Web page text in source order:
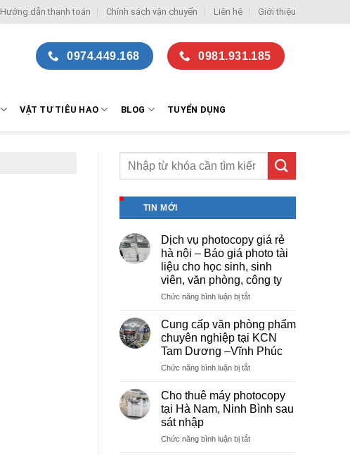
Hướng dẫn thanh toán Chính sách vận chuyển Liên hệ Giới thiệu
0974.449.168 0981.931.185
VẬT TƯ TIÊU HAO BLOG TUYỂN DỤNG
TIN MỚI
Dịch vụ photocopy giá rẻ
hà nội – Báo giá photo tài
liệu cho học sinh, sinh
viên, văn phòng, công ty
Chức năng bình luận bị tắtở
vụ
photocopy
giá
rẻ
hà
–
Báo
giá
tài
Cung cấp văn phòng phẩm
chuyên nghiệp tại KCN
Tam Dương –Vĩnh Phúc
Chức năng bình luận bị tắtở
cấp
văn
phòng
chuyên
Cho thuê máy photocopy
tại Hà Nam, Ninh Bình sau
sát nhập
Chức năng bình luận bị tắtở